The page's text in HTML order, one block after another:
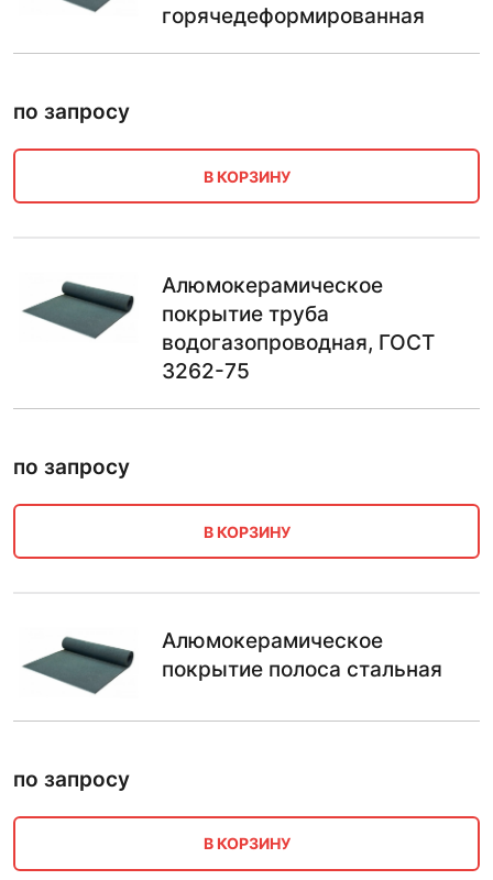
горячедеформированная
по запросу
В КОРЗИНУ
Алюмокерамическое
покрытие труба
водогазопроводная, ГОСТ
3262-75
по запросу
В КОРЗИНУ
Алюмокерамическое
покрытие полоса стальная
по запросу
В КОРЗИНУ